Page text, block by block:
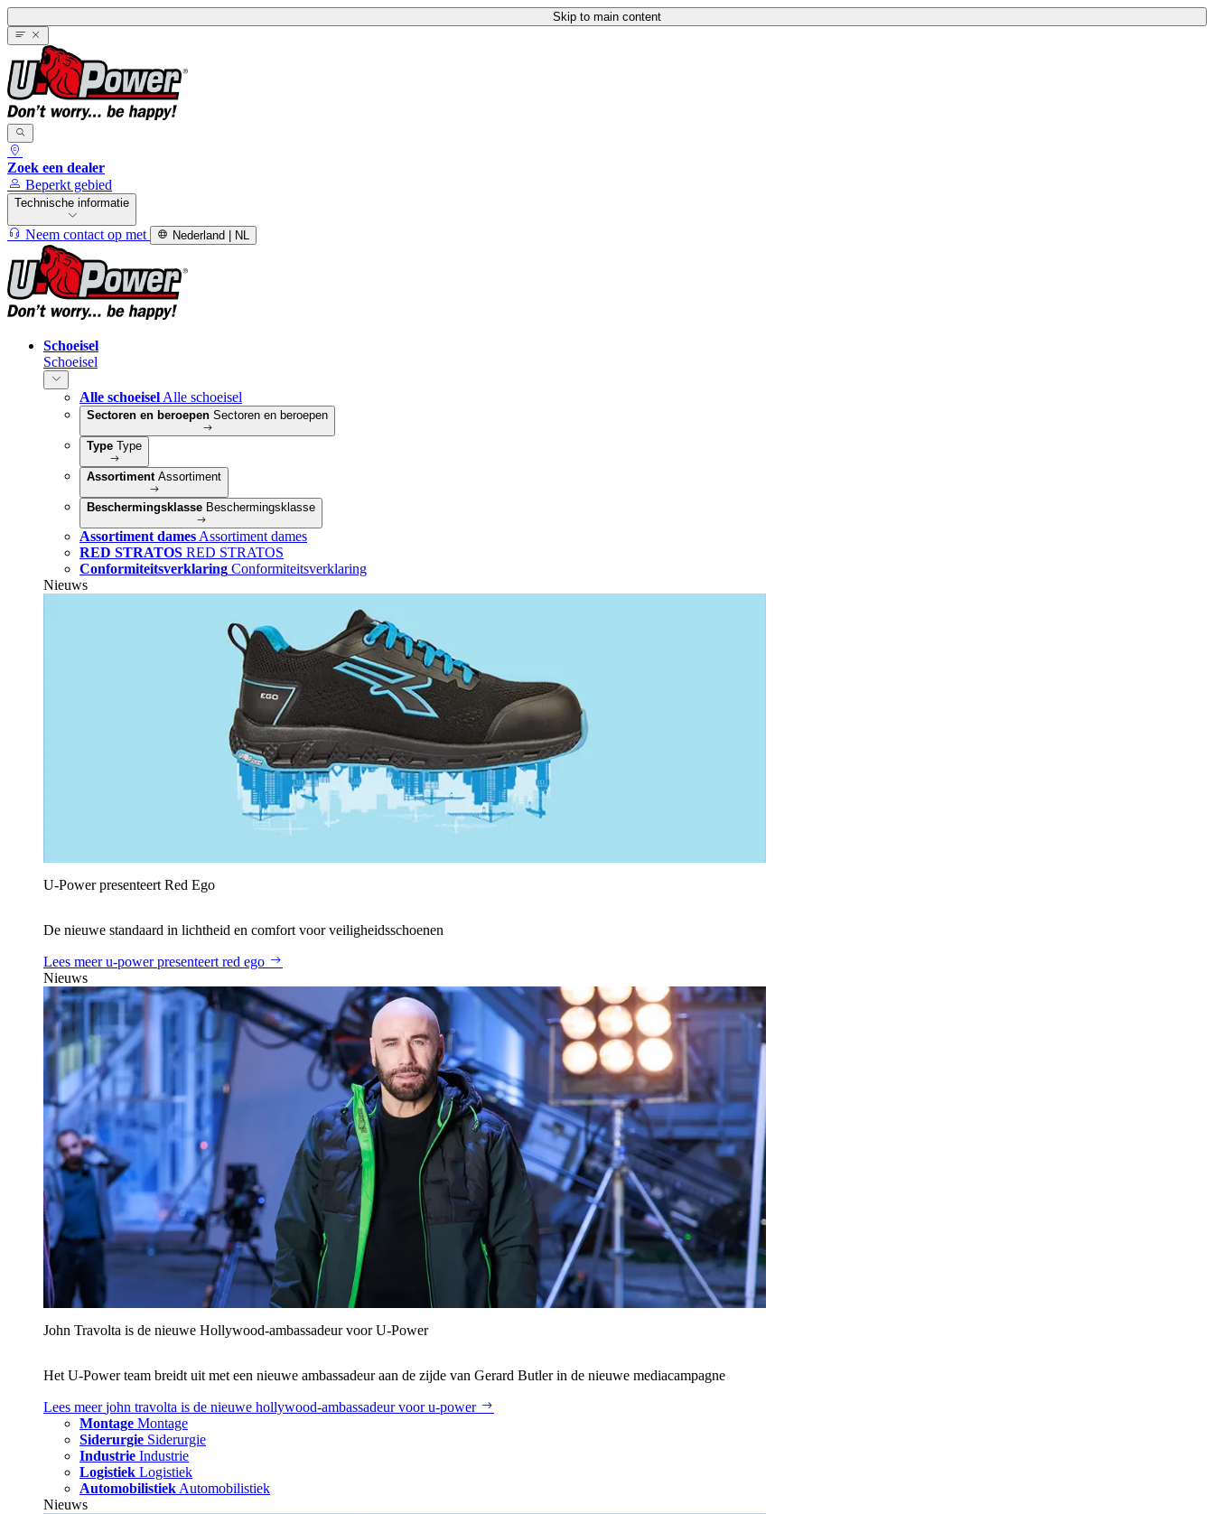
Skip to main content
Zoek een dealer
Beperkt gebied
Technische informatie
Neem contact op met Nederland | NL
Schoeisel
Schoeisel
Alle schoeisel Alle schoeisel
Sectoren en beroepen Sectoren en beroepen
Type Type
Assortiment Assortiment
Beschermingsklasse Beschermingsklasse
Assortiment dames Assortiment dames
RED STRATOS RED STRATOS
Conformiteitsverklaring Conformiteitsverklaring
Nieuws
U‑Power presenteert Red Ego
De nieuwe standaard in lichtheid en comfort voor veiligheidsschoenen
Lees meeru‑power presenteert red ego
Nieuws
John Travolta is de nieuwe Hollywood-ambassadeur voor U‑Power
Het U‑Power team breidt uit met een nieuwe ambassadeur aan de zijde van Gerard Butler in de nieuwe mediacampagne
Lees meerjohn travolta is de nieuwe hollywood-ambassadeur voor u‑power
Montage Montage
Siderurgie Siderurgie
Industrie Industrie
Logistiek Logistiek
Automobilistiek Automobilistiek
Nieuws